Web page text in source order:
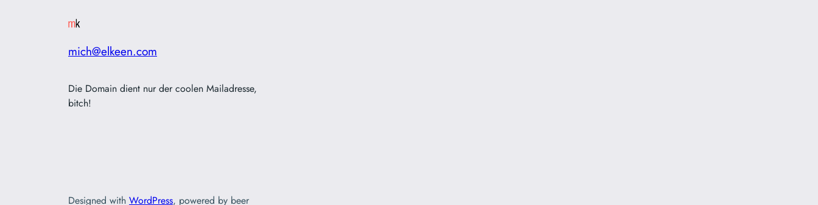
mich@elkeen.com
Die Domain dient nur der coolen Mailadresse,
bitch!
Designed with WordPress, powered by beer